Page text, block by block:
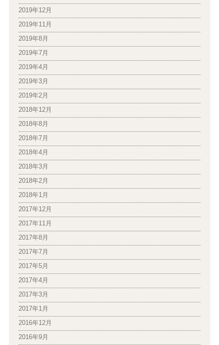
2019年12月
2019年11月
2019年8月
2019年7月
2019年4月
2019年3月
2019年2月
2018年12月
2018年8月
2018年7月
2018年4月
2018年3月
2018年2月
2018年1月
2017年12月
2017年11月
2017年8月
2017年7月
2017年5月
2017年4月
2017年3月
2017年1月
2016年12月
2016年9月